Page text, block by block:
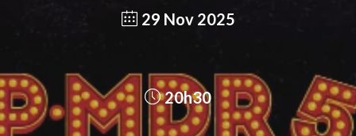
29 Nov 2025
20h30